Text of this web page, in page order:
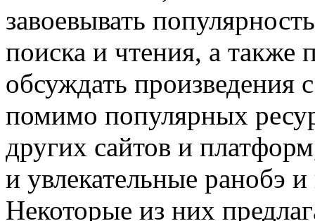
завоевывать
поиска и чтения, а также
обсуждать произведения
помимо популярных
других сайтов и
и увлекательные ранобэ
Некоторые из них